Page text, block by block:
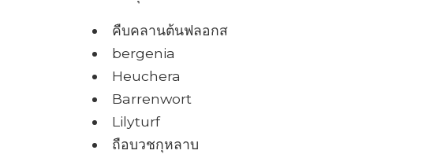
คืบคลานต้นฟลอกส
bergenia
Heuchera
Barrenwort
Lilyturf
ถือบวชกุหลาบ